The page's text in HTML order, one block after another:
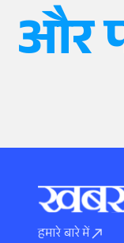
और
हमारे बारे में